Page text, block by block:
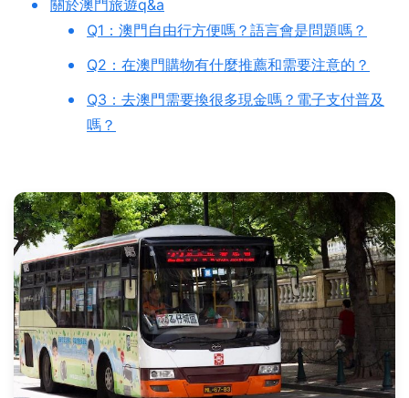
關於澳門旅遊q&a
Q1：澳門自由行方便嗎？語言會是問題嗎？
Q2：在澳門購物有什麼推薦和需要注意的？
Q3：去澳門需要換很多現金嗎？電子支付普及
嗎？